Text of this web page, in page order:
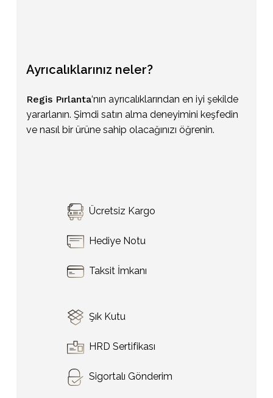
Sepetinizde ürün bulunmuyor.
Go To Shop
Ayrıcalıklarınız neler?
Regis Pırlanta‘nın ayrıcalıklarından en iyi şekilde
yararlanın. Şimdi satın alma deneyimini keşfedin
ve nasıl bir ürüne sahip olacağınızı öğrenin.
Ücretsiz Kargo
Hediye Notu
Taksit İmkanı
Şık Kutu
HRD Sertifikası
Sigortalı Gönderim